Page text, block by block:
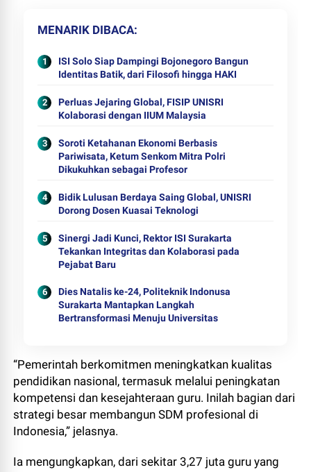
MENARIK DIBACA
ISI Solo Siap Dampingi Bojonegoro Bangun
Identitas Batik, dari Filosofi hingga HAKI
Perluas Jejaring Global, FISIP UNISRI
Kolaborasi dengan IIUM Malaysia
Soroti Ketahanan Ekonomi Berbasis
Pariwisata, Ketum Senkom Mitra Polri
Dikukuhkan sebagai Profesor
Bidik Lulusan Berdaya Saing Global, UNISRI
Dorong Dosen Kuasai Teknologi
Sinergi Jadi Kunci, Rektor ISI Surakarta
Tekankan Integritas dan Kolaborasi pada
Pejabat Baru
Dies Natalis ke-24, Politeknik Indonusa
Surakarta Mantapkan Langkah
Bertransformasi Menuju Universitas
“Pemerintah berkomitmen meningkatkan kualitas
pendidikan nasional, termasuk melalui peningkatan
kompetensi dan kesejahteraan guru. Inilah bagian dari
strategi besar membangun SDM profesional di
Indonesia,” jelasnya.
Ia mengungkapkan, dari sekitar 3,27 juta guru yang